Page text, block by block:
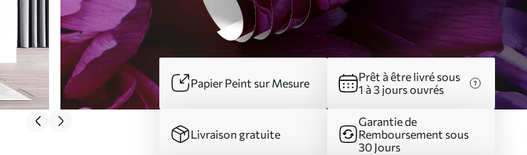
Papier Peint sur Mesure
Prêt à être livré sous
1 à 3 jours ouvrés
Livraison gratuite
Garantie de
Remboursement sous
30 Jours